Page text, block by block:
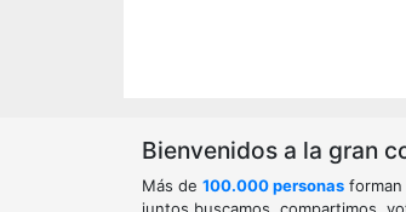
Bienvenidos a la gran
Más de 100.000 personas